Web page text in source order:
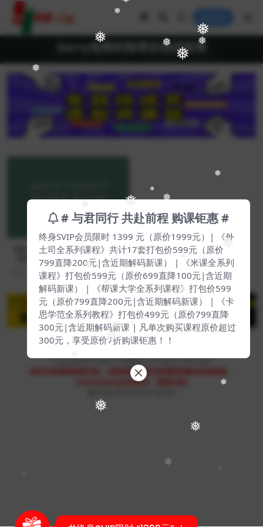
❅
❅
❅
❅
❅
❅
❅
❅
❅
❅
❅
❅
❅
❅
❅
❅
❅
❅
❅
❅
❅
❅
❅
Garry老师的指弹吉他训练营
Garry老师的指弹吉他训练营
【Da-0024】
2 年前 17 29
Copyright © 202351找课网- All rights reserved
本站支持课程资源互换，优质课程资源互换请联系微信在线客服：
zhaokewang598(备注：课程互换)
# 与君同行 共赴前程 购课钜惠 #
终身SVIP会员限时 1399 元（原价1999元）| 《外
土司全系列课程》共计17套打包价599元（原价
799直降200元|含近期解码新课） | 《米课全系列
课程》打包价599元（原价699直降100元|含近期
解码新课） | 《帮课大学全系列课程》打包价599
元（原价799直降200元|含近期解码新课） | 《卡
思学范全系列教程》打包价499元（原价799直降
300元|含近期解码新课 | 凡单次购买课程原价超过
300元，享受原价7折购课钜惠！！